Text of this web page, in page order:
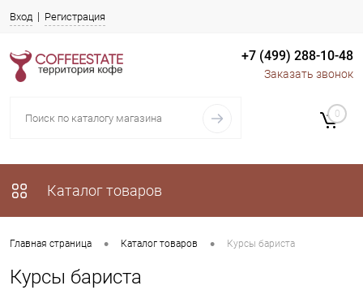
Вход Регистрация
+7 (499) 288-10-48
Заказать звонок
Каталог товаров
0
Главная страница • Каталог товаров • Курсы бариста
Курсы бариста